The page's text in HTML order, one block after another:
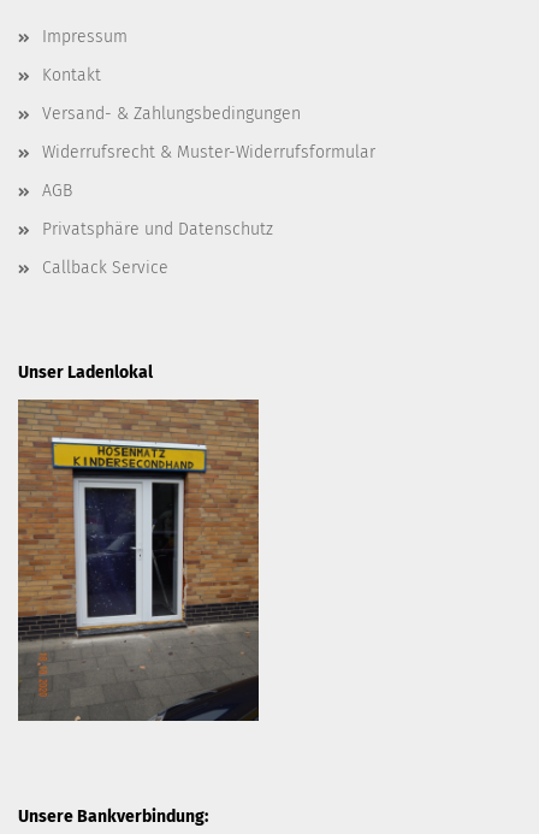
Impressum
Kontakt
Versand- & Zahlungsbedingungen
Widerrufsrecht & Muster-Widerrufsformular
AGB
Privatsphäre und Datenschutz
Callback Service
Unser Ladenlokal
Unsere Bankverbindung: